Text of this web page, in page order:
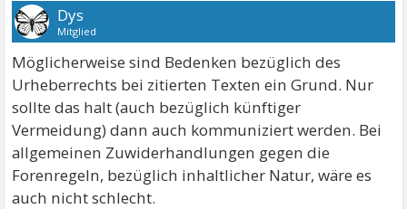
Dys
Mitglied
Möglicherweise sind Bedenken bezüglich des
Urheberrechts bei zitierten Texten ein Grund. Nur
sollte das halt (auch bezüglich künftiger
Vermeidung) dann auch kommuniziert werden. Bei
allgemeinen Zuwiderhandlungen gegen die
Forenregeln, bezüglich inhaltlicher Natur, wäre es
auch nicht schlecht.